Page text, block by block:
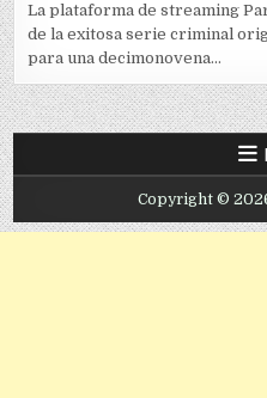
La plataforma de streaming
de la exitosa serie criminal
para una decimonovena...
Copyright ©